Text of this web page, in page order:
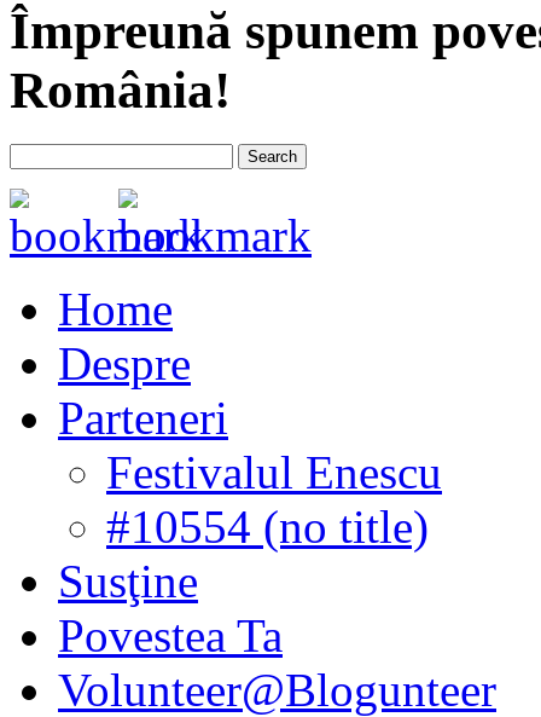
Împreună spunem
România!
Home
Despre
Parteneri
Festivalul Enescu
#10554 (no title)
Susţine
Povestea Ta
Volunteer@Blogunteer